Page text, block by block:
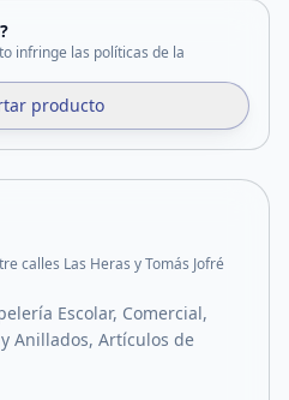
infringe las políticas de la
producto
calles Las Heras y Tomás Jofré
Escolar, Comercial,
Anillados, Artículos de